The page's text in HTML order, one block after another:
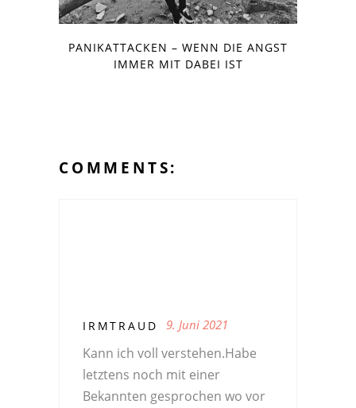
PANIKATTACKEN – WENN DIE ANGST
IMMER MIT DABEI IST
COMMENTS:
IRMTRAUD 9. Juni 2021
Kann ich voll verstehen.Habe
letztens noch mit einer
Bekannten gesprochen wo vor